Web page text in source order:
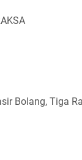
Bolang, Tiga